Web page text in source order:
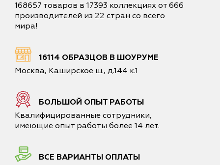
168657 товаров в 17393 коллекциях от 666
производителей из 22 стран со всего
мира!
16114 ОБРАЗЦОВ В ШОУРУМЕ
Москва, Каширское ш., д.144 к.1
БОЛЬШОЙ ОПЫТ РАБОТЫ
Квалифицированные сотрудники,
имеющие опыт работы более 14 лет.
ВСЕ ВАРИАНТЫ ОПЛАТЫ